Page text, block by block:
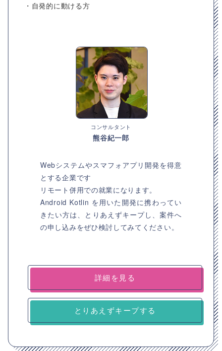
・自発的に動ける方
コンサルタント
熊谷紀一郎
Webシステムやスマフォアプリ開発を得意
とする企業です
リモート併用での就業になります。
Android Kotlin を用いた開発に携わってい
きたい方は、とりあえずキープし、案件へ
の申し込みをぜひ検討してみてください。
詳細を見る
とりあえずキープする